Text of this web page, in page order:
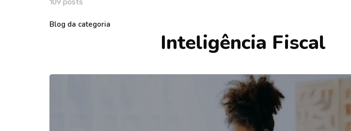
109 posts
Blog da categoria
Inteligência Fiscal